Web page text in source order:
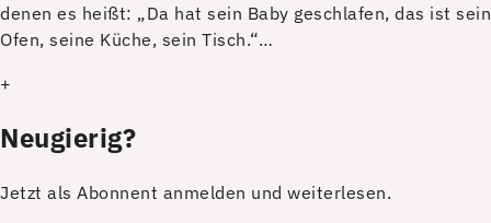
denen es heißt: „Da hat sein Baby geschlafen, das ist sein
Ofen, seine Küche, sein Tisch.“…
+
Neugierig?
Jetzt als Abonnent anmelden und weiterlesen.